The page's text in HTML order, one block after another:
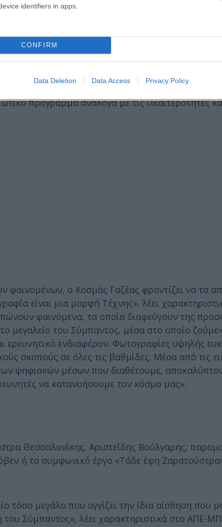
identifiers in apps.
CONFIRM
Data Deletion Data Access Privacy Policy
μιας έκλειψης, όπως στη Μογγολία, την
την Ισλανδία, τη Μαδαγασκάρη και την Κίνα.
περιγράφει στο ΑΠΕ-ΜΠΕ ότι το κυνήγι των
να απαιτούν την παρατήρησή τους από
μια πόλη, ένα ακριτικό νησί ή ακόμη και η
πολλές φορές να ταξιδεύουν σε μέρη που
πρόγραμμα ανάλογα με τις ιδιαιτερότητες
φαινομένων, ο Κοσμάς Γαζέας φροντίζει να τα
είναι μια μορφή Τέχνης», λέει
φαινόμενα, τα οποία διαφεύγουν της
μεγαλείο του Σύμπαντος, μέσα στο οποίο
ενδιαφέρον. Φωτογραφίες υψηλής
σκοπούς σε όλες τις βαθμίδες. Μέσα από τις
ψηφιακών μέσων που διαθέτουμε,
να κατανοήσουμε τον κόσμο μας».
Θεσσαλονίκης, Αριστείδης Βούλγαρης,
ή το συμφωνικό έργο «Τάδε έφη
τόσο μεγάλο που αγγίζει την ίδια αίσθηση που
Σύμπαντος», λέει χαρακτηριστικά στο ΑΠΕ-